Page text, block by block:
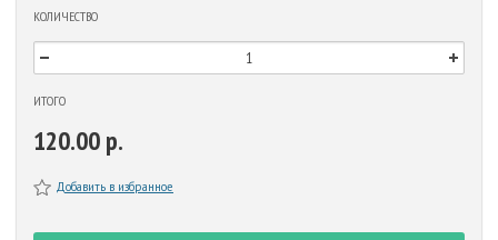
КОЛИЧЕСТВО
ИТОГО
120.00 р.
Добавить в избранное